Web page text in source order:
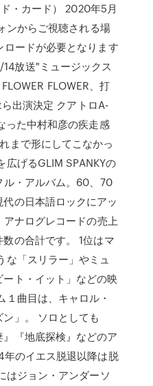
・カード） 2020年5月
ンからご視聴される場
ードが必要となります
放送"ミュージックス
FLOWER、打
出演決定 クアトロA-
った中村和彦の疾走感
まで形にしてこなかっ
広げるGLIM SPANKYの
ル・アルバム。60、70
の日本語ロックにアッ
ナログレコードの売上
の合計です。 1位はマ
な「スリラー」やミュ
ト・イット」などの映
曲目は、キャロル・
」。 ソロとしても
』『地底探検』などのア
のイエス脱退以降は脱
はジョン・アンダーソ